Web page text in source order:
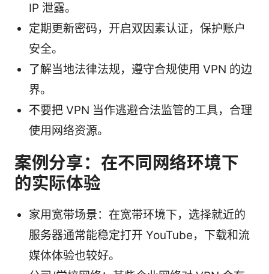
IP 泄露。
定期更新密码，开启双因素认证，保护账户
安全。
了解当地法律法规，遵守合规使用 VPN 的边
界。
不要把 VPN 当作逃避合法监管的工具，合理
使用网络资源。
案例分享：在不同网络环境下
的实际体验
家用宽带场景：在宽带环境下，选择就近的
服务器通常能稳定打开 YouTube，下载和流
媒体体验也较好。